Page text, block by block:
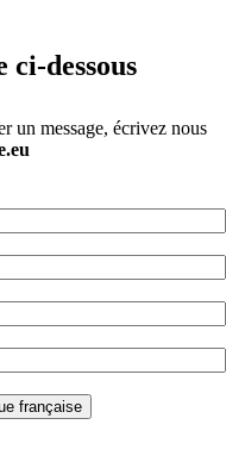
dessous
un message, écrivez nous
française